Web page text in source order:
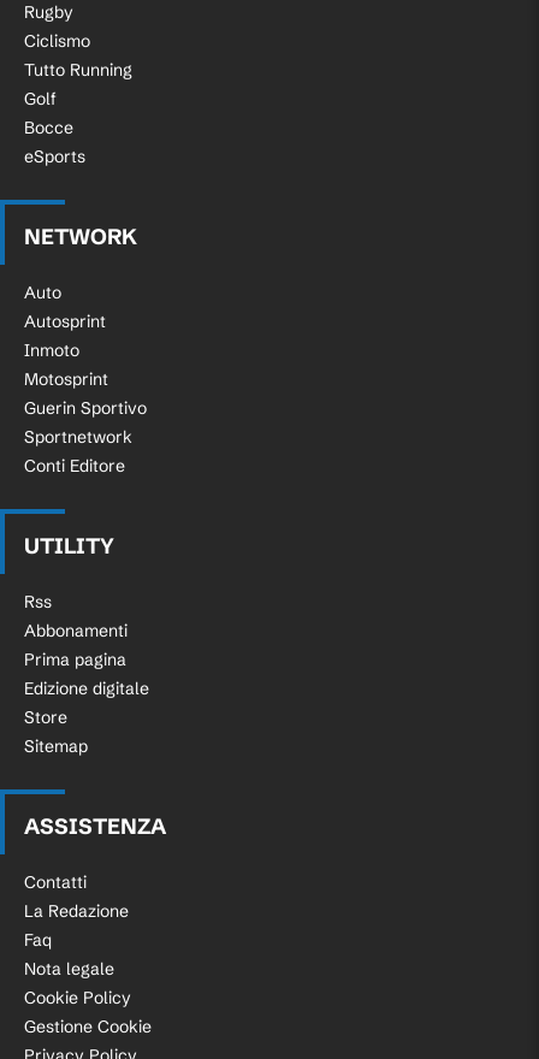
Rugby
Ciclismo
Tutto Running
Golf
Bocce
eSports
NETWORK
Auto
Autosprint
Inmoto
Motosprint
Guerin Sportivo
Sportnetwork
Conti Editore
UTILITY
Rss
Abbonamenti
Prima pagina
Edizione digitale
Store
Sitemap
ASSISTENZA
Contatti
La Redazione
Faq
Nota legale
Cookie Policy
Gestione Cookie